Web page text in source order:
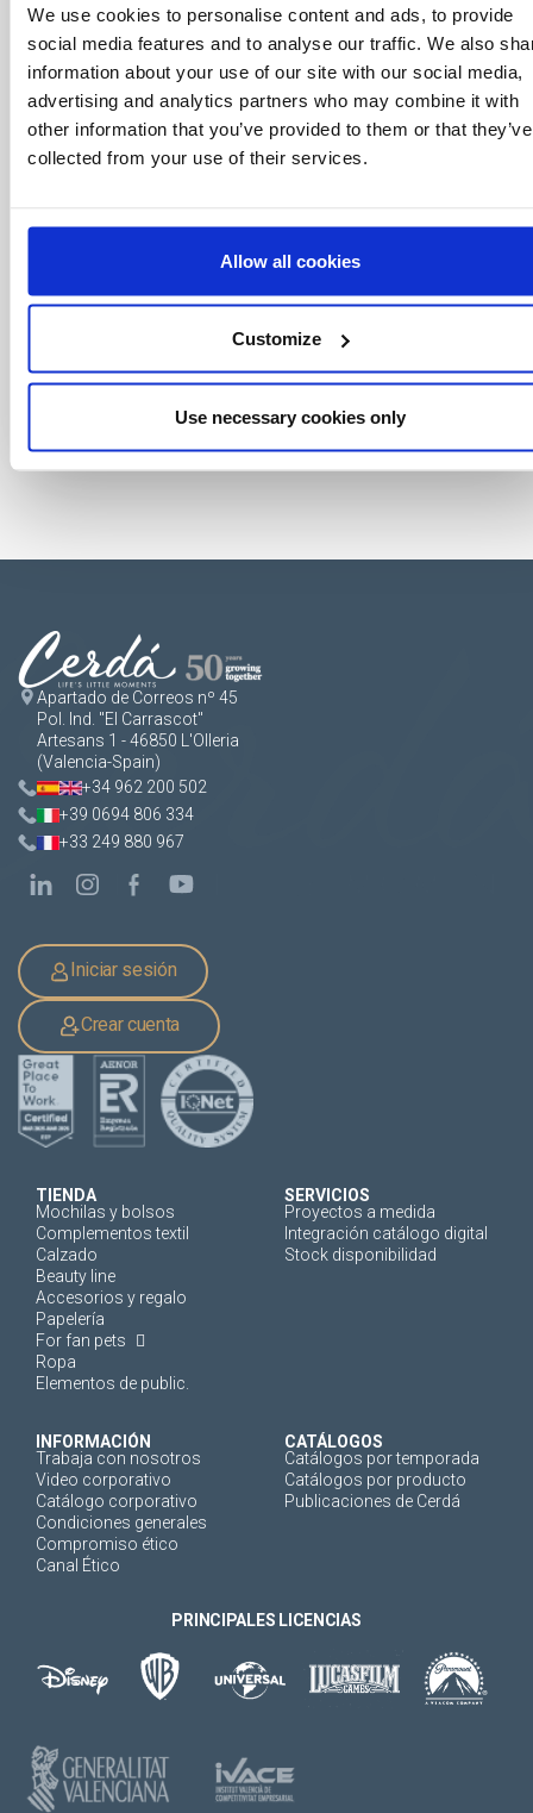
We use cookies to personalise content and ads, to provide
social media features and to analyse our traffic. We also
information about your use of our site with our social media,
advertising and analytics partners who may combine it with
other information that you’ve provided to them or that they’ve
collected from your use of their services.
Allow all cookies
Customize
Use necessary cookies only
sobre eventos, los últimos artículos del blog y
conoce antes que nadie las novedades del
mundo del licensing, todo al alcance de un
Apartado de Correos nº 45
Pol. Ind. "El Carrascot"
Artesans 1 - 46850 L'Olleria
(Valencia-Spain)
+34 962 200 502
+39 0694 806 334
+33 249 880 967
Iniciar sesión
Crear cuenta
TIENDA
Mochilas y bolsos
Complementos textil
Calzado
Beauty line
Accesorios y regalo
Papelería
For fan pets
Ropa
Elementos de public.
SERVICIOS
Proyectos a medida
Integración catálogo digital
Stock disponibilidad
INFORMACIÓN
Trabaja con nosotros
Video corporativo
Catálogo corporativo
Condiciones generales
Compromiso ético
Canal Ético
CATÁLOGOS
Catálogos por temporada
Catálogos por producto
Publicaciones de Cerdá
PRINCIPALES LICENCIAS